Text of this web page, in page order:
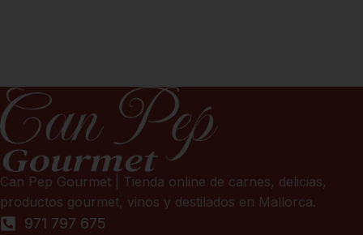
Can Pep Gourmet | Tienda online de carnes, delicias,
productos gourmet, vinos y destilados en Mallorca.
971 797 675